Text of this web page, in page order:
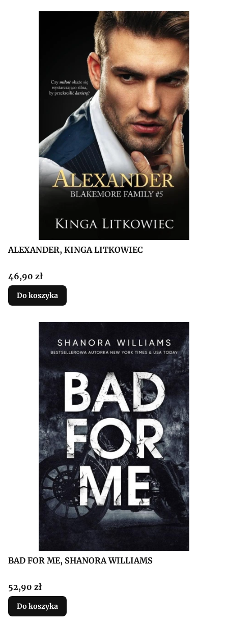
ALEXANDER, KINGA LITKOWIEC
Cena
46,90 zł
Do koszyka
BAD FOR ME, SHANORA WILLIAMS
Cena
52,90 zł
Do koszyka